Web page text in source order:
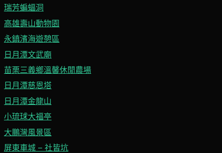
瑞芳蝙蝠洞
高雄壽山動物園
永鎮濱海遊憩區
日月潭文武廟
苗栗三義鄉溫馨休閒農場
日月潭慈恩塔
日月潭金龍山
小琉球大福亭
大鵬灣風景區
屏東車城 – 社皆坑